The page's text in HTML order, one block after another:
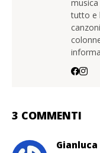
tutto e
3 COMMENTI
Gianluca